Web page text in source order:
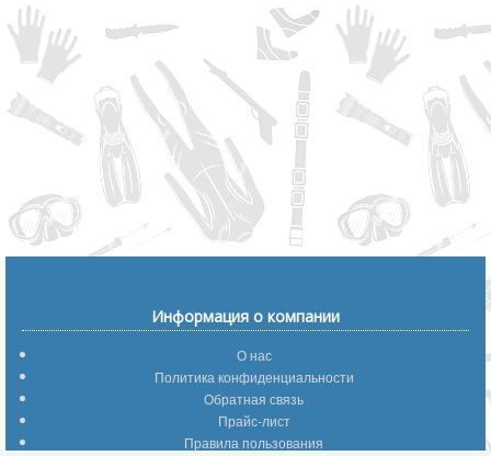
Информация о компании
О нас
Политика конфиденциальности
Обратная связь
Прайс-лист
Правила пользования